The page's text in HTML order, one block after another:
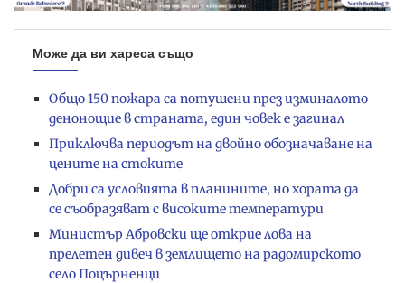
Може да ви хареса също
Общо 150 пожара са потушени през изминалото
денонощие в страната, един човек е загинал
Приключва периодът на двойно обозначаване на
цените на стоките
Добри са условията в планините, но хората да
се съобразяват с високите температури
Министър Абровски ще открие лова на
прелетен дивеч в землището на радомирското
село Поцърненци